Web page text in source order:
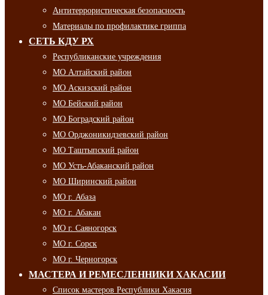
Антитеррористическая безопасность
Материалы по профилактике гриппа
СЕТЬ КДУ РХ
Республиканские учреждения
МО Алтайский район
МО Аскизский район
МО Бейский район
МО Боградский район
МО Орджоникидзевский район
МО Таштыпский район
МО Усть-Абаканский район
МО Ширинский район
МО г. Абаза
МО г. Абакан
МО г. Саяногорск
МО г. Сорск
МО г. Черногорск
МАСТЕРА И РЕМЕСЛЕННИКИ ХАКАСИИ
Список мастеров Республики Хакасия